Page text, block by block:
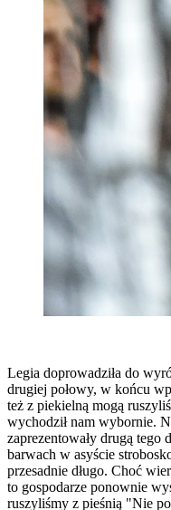
Legia doprowadziła do
drugiej połowy, w końcu
też z piekielną mogą
wychodził nam wybornie.
zaprezentowały drugą
barwach w asyście
przesadnie długo. Choć
to gospodarze ponownie
ruszyliśmy z pieśnią "Nie